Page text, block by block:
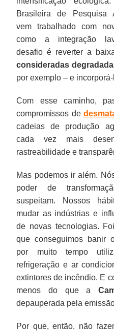
Brasileira de Pesquisa
vem trabalhado com
como a integração
desafio é reverter a
consideradas
por exemplo – e
Com esse caminho,
compromissos de
cadeias de produção
cada vez mais
rastreabilidade e
Mas podemos ir além.
poder de
suspeitam. Nossos
mudar as indústrias e
de novas tecnologias.
que conseguimos banir
por muito tempo
refrigeração e ar
extintores de incêndio. E
menos do que a
depauperada pela
Por que, então, não